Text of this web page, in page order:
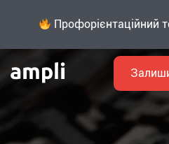
Профорієнтаційний